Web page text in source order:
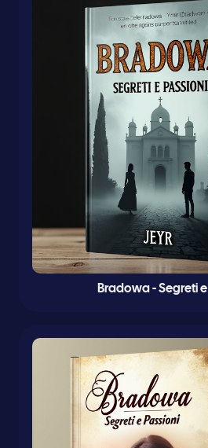
Bradowa - Segreti